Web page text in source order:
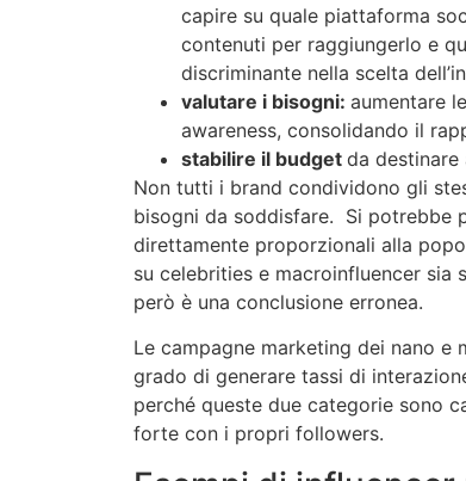
capire su quale piattaforma
contenuti per raggiungerlo e
discriminante nella scelta
valutare i bisogni: aumentare
awareness, consolidando il
stabilire il budget da destinare
Non tutti i brand condividono gli
bisogni da soddisfare. Si potrebbe
direttamente proporzionali alla
su celebrities e macroinfluencer sia
però è una conclusione erronea.
Le campagne marketing dei nano e
grado di generare tassi di
perché queste due categorie sono
forte con i propri followers.